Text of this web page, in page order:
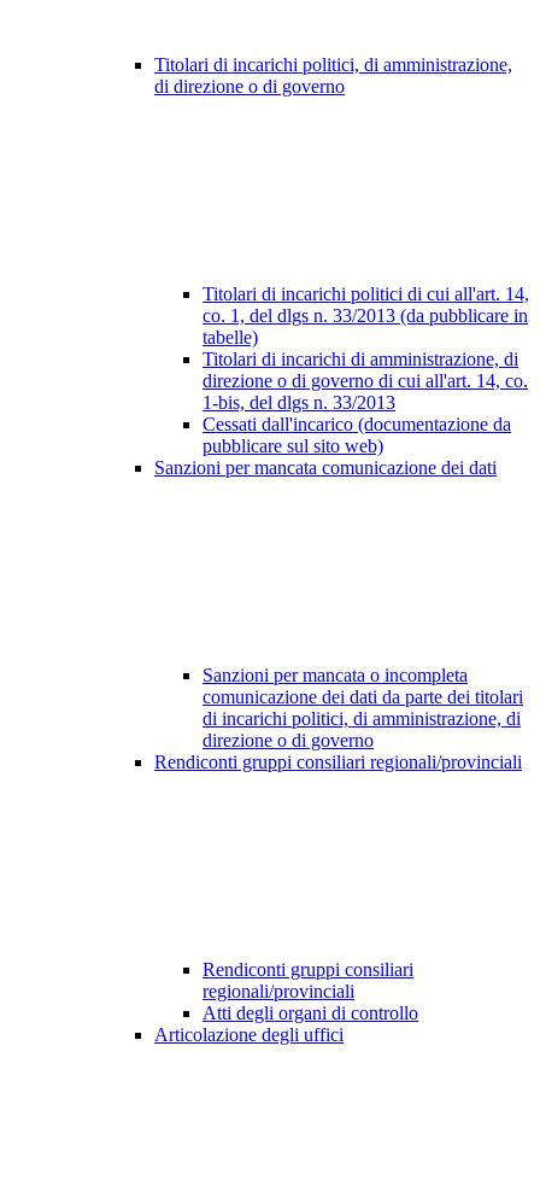
Titolari di incarichi politici, di amministrazione,
di direzione o di governo
Titolari di incarichi politici di cui all'art. 14,
co. 1, del dlgs n. 33/2013 (da pubblicare in
tabelle)
Titolari di incarichi di amministrazione, di
direzione o di governo di cui all'art. 14, co.
1-bis, del dlgs n. 33/2013
Cessati dall'incarico (documentazione da
pubblicare sul sito web)
Sanzioni per mancata comunicazione dei dati
Sanzioni per mancata o incompleta
comunicazione dei dati da parte dei titolari
di incarichi politici, di amministrazione, di
direzione o di governo
Rendiconti gruppi consiliari regionali/provinciali
Rendiconti gruppi consiliari
regionali/provinciali
Atti degli organi di controllo
Articolazione degli uffici